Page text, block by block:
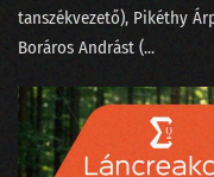
138 - Az új
tanszékvezető), Pikéthy
⁠Boráros András⁠t (...